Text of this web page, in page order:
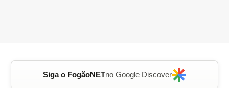
Siga o FogãoNETno Google Discover